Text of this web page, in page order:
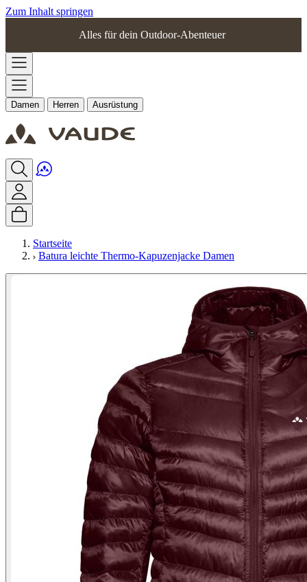
Zum Inhalt springen
Alles für dein Outdoor-Abenteuer
Damen Herren Ausrüstung
Startseite
Batura leichte Thermo-Kapuzenjacke Damen